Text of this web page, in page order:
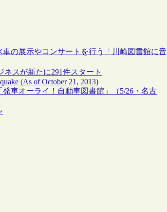
の展示やコンサートを行う「川崎図書館に音
スが新たに291件スタート
(As of October 21, 2013)
車オーライ！自動車図書館」（5/26・名古